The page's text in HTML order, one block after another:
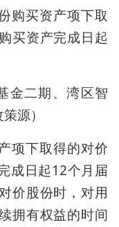
购买资产项下取
买资产完成日起
金二期、湾区智
源）
项下取得的对价
成日起12个月届
价股份时，对用
拥有权益的时间